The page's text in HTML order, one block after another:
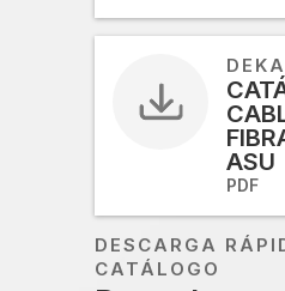
ASU
PDF
DESCARGA
CATÁLOGO